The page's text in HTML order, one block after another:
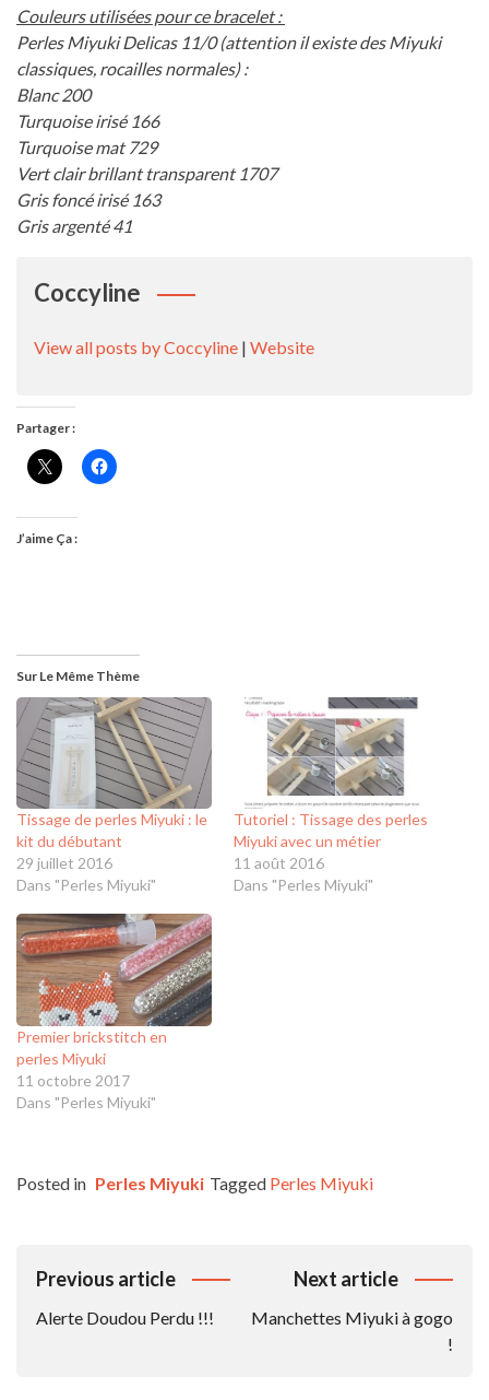
Couleurs utilisées pour ce bracelet :
Perles Miyuki Delicas 11/0 (attention il existe des Miyuki
classiques, rocailles normales) :
Blanc 200
Turquoise irisé 166
Turquoise mat 729
Vert clair brillant transparent 1707
Gris foncé irisé 163
Gris argenté 41
Coccyline
View all posts by Coccyline | Website
Partager :
J’aime Ça :
Sur Le Même Thème
Tissage de perles Miyuki : le
kit du débutant
29 juillet 2016
Dans "Perles Miyuki"
Tutoriel : Tissage des perles
Miyuki avec un métier
11 août 2016
Dans "Perles Miyuki"
Premier brickstitch en
perles Miyuki
11 octobre 2017
Dans "Perles Miyuki"
Posted in Perles Miyuki Tagged Perles Miyuki
Navigation
L’article
Previous article
Alerte Doudou Perdu !!!
Next article
Manchettes Miyuki à gogo
!